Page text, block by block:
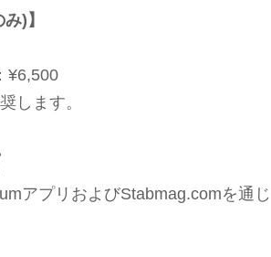
み) 】
¥6,500
します。
アプリおよびStabmag.comを通